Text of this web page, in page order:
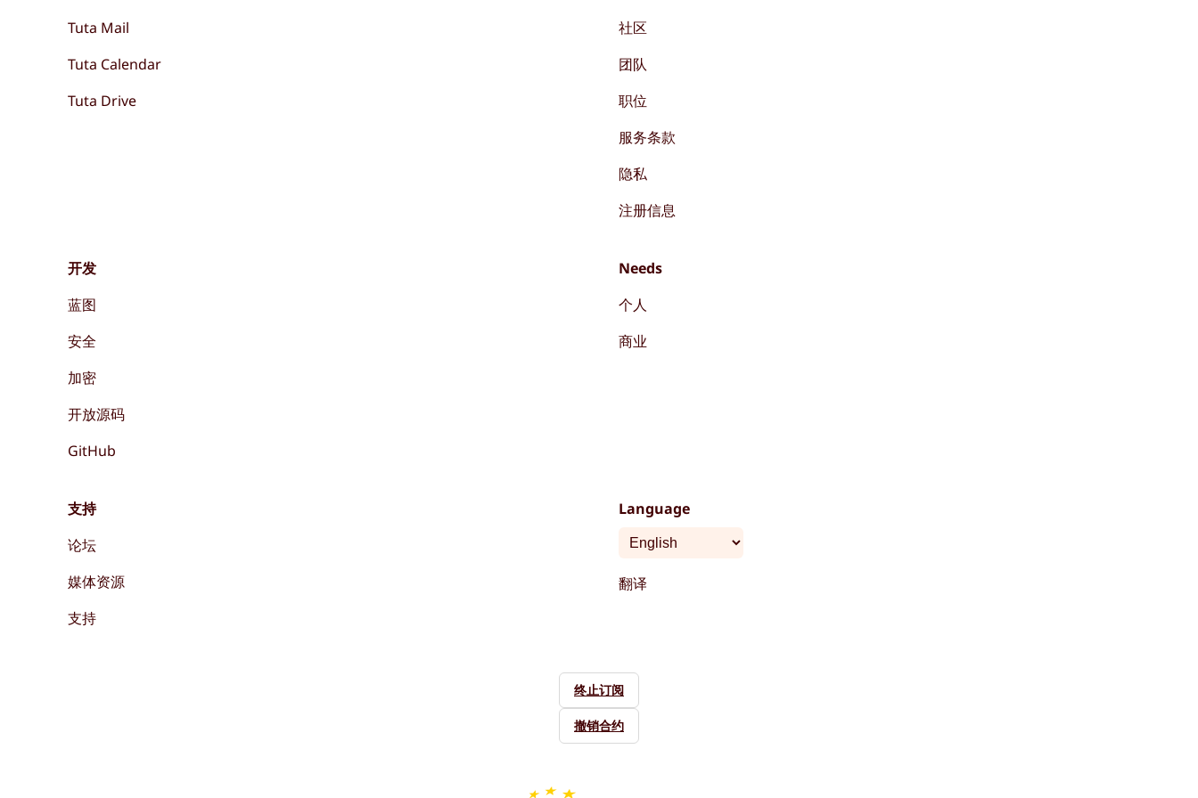
Tuta Mail
Tuta Calendar
Tuta Drive
社区
团队
职位
服务条款
隐私
注册信息
开发
蓝图
安全
加密
开放源码
GitHub
Needs
个人
商业
支持
论坛
媒体资源
支持
Language
翻译
终止订阅
撤销合约